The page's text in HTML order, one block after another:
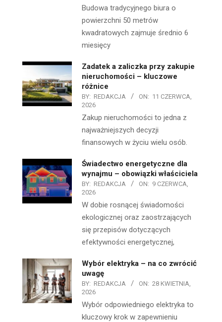
Budowa tradycyjnego biura o
powierzchni 50 metrów
kwadratowych zajmuje średnio 6
miesięcy
Zadatek a zaliczka przy zakupie
nieruchomości – kluczowe
różnice
BY: REDAKCJA ON: 11 CZERWCA,
2026
Zakup nieruchomości to jedna z
najważniejszych decyzji
finansowych w życiu wielu osób.
Świadectwo energetyczne dla
wynajmu – obowiązki właściciela
BY: REDAKCJA ON: 9 CZERWCA,
2026
W dobie rosnącej świadomości
ekologicznej oraz zaostrzających
się przepisów dotyczących
efektywności energetycznej,
Wybór elektryka – na co zwrócić
uwagę
BY: REDAKCJA ON: 28 KWIETNIA,
2026
Wybór odpowiedniego elektryka to
kluczowy krok w zapewnieniu